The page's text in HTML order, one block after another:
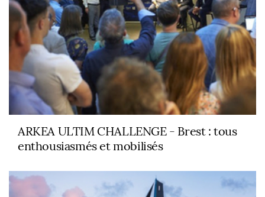
ARKEA ULTIM CHALLENGE - Brest : tous
enthousiasmés et mobilisés